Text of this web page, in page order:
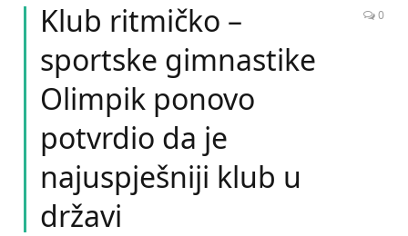
Klub ritmičko –
sportske gimnastike
Olimpik ponovo
potvrdio da je
najuspješniji klub u
državi
0